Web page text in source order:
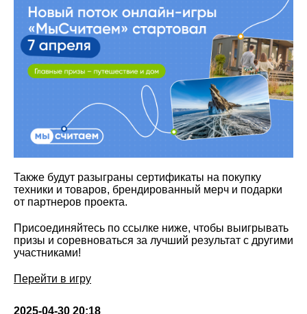
Также будут разыграны сертификаты на покупку
техники и товаров, брендированный мерч и подарки
от партнеров проекта.
Присоединяйтесь по ссылке ниже, чтобы выигрывать
призы и соревноваться за лучший результат с другими
участниками!
Перейти в игру
2025-04-30 20:18